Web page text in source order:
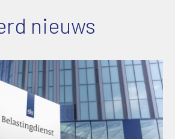
nieuws